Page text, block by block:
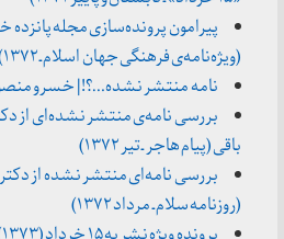
پیرامون پرونده‌سازی مجله
(ویژه‌نامه‌ی فرهنگی جهان اسلام ـ ۱۳۷۲)
نامه منتشر نشده…؟! | خسرو منصوریان
بررسی نامه‌ی منتشر نشده‌ای از
باقی (پیام هاجر ـ تیر ۱۳۷۲)
بررسی نامه‌ای منتشر نشده از
(روزنامه سلام ـ مرداد ۱۳۷۲)